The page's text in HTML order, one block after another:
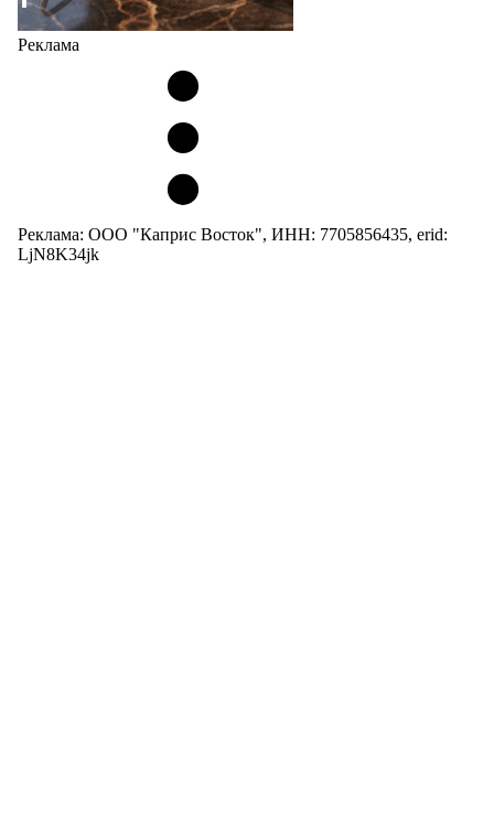
Реклама
Реклама: ООО "Каприс Восток", ИНН: 7705856435, erid:
LjN8K34jk